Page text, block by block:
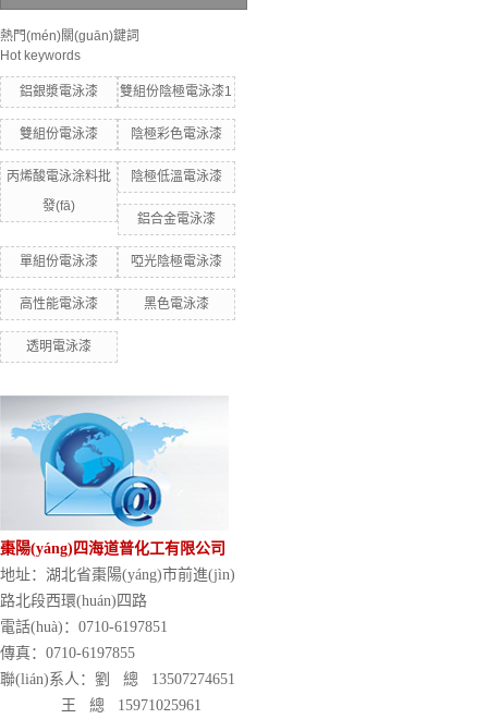
熱門(mén)關(guān)鍵詞
Hot keywords
鋁銀漿電泳漆 雙組份陰極電泳漆1
雙組份電泳漆 陰極彩色電泳漆
丙烯酸電泳涂料批
發(fā)
陰極低溫電泳漆
鋁合金電泳漆
單組份電泳漆 啞光陰極電泳漆
高性能電泳漆 黑色電泳漆
透明電泳漆
棗陽(yáng)四海道普化工有限公司
地址：湖北省棗陽(yáng)市前進(jìn)
路北段西環(huán)四路
電話(huà)：0710-6197851
傳真：0710-6197855
聯(lián)系人：劉 總 13507274651
王 總 15971025961